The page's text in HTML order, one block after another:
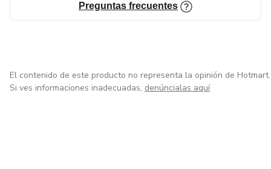
Preguntas frecuentes
El contenido de este producto no representa la opinión de Hotmart.
Si ves informaciones inadecuadas, denúncialas aquí